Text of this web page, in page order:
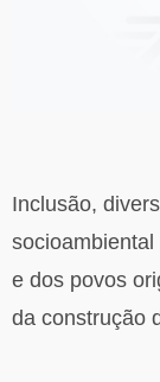
Inclusão,
e dos povos
da construção